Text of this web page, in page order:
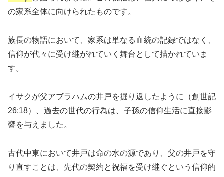
の家系全体に向けられたものです。
族長の物語において、家系は単なる血統の記録ではなく、
信仰が代々に受け継がれていく舞台として描かれていま
す。
イサクが父アブラハムの井戸を掘り返したように（創世記
26:18）、過去の世代の行為は、子孫の信仰生活に直接影
響を与えました。
古代中東において井戸は命の水の源であり、父の井戸を守
り直すことは、先代の契約と祝福を受け継ぐという信仰的